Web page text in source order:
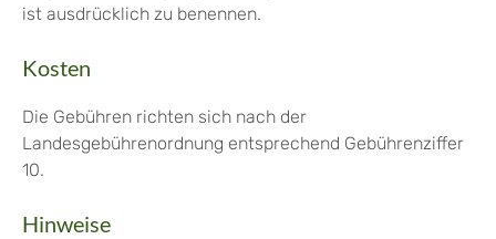
ist ausdrücklich zu benennen.
Kosten
Die Gebühren richten sich nach der
Landesgebührenordnung entsprechend Gebührenziffer
10.
Hinweise